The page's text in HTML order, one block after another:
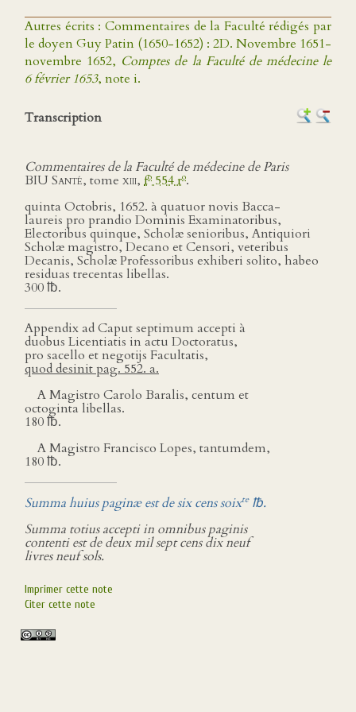
Autres écrits : Commentaires de la Faculté rédigés par
le doyen Guy Patin (1650-1652) : 2D. Novembre 1651-
novembre 1652, Comptes de la Faculté de médecine le
6 février 1653, note i.
Transcription
Commentaires de la Faculté de médecine de Paris
BIU Santé, tome xiii, fo554 ro.
quinta Octobris, 1652. à quatuor novis Bacca-
laureis pro prandio Dominis Examinatoribus,
Electoribus quinque, Scholæ senioribus, Antiquiori
Scholæ magistro, Decano et Censori, veteribus
Decanis, Scholæ Professoribus exhiberi solito, habeo
residuas trecentas libellas.
300 ℔.
Appendix ad Caput septimum accepti à
duobus Licentiatis in actu Doctoratus,
pro sacello et negotijs Facultatis,
quod desinit pag. 552. a.
A Magistro Carolo Baralis, centum et
octoginta libellas.
180 ℔.
A Magistro Francisco Lopes, tantumdem,
180 ℔.
Summa huius paginæ est de six cens soixte℔.
Summa totius accepti in omnibus paginis
contenti est de deux mil sept cens dix neuf
livres neuf sols.
Imprimer cette note
Citer cette note